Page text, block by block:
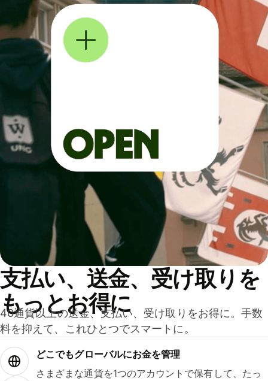
支払い、送金、受け取りを
もっとお得に
40通貨以上の送金、支払い、受け取りをお得に。手数
料を抑えて、これひとつでスマートに。
どこでもグ⁠ロ⁠ー⁠バ⁠ルにお金を管理
さまざまな通貨を1つのアカウントで保有して、たっ